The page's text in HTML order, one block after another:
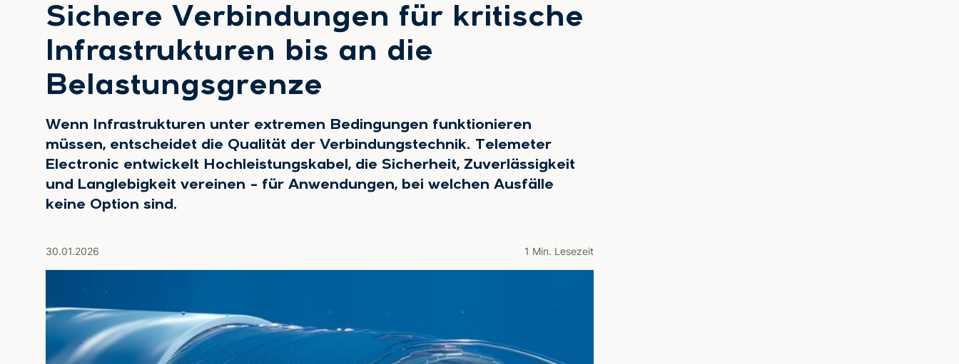
:
Sichere Verbindungen für kritische
Infrastrukturen bis an die
Belastungsgrenze
Wenn Infrastrukturen unter extremen Bedingungen funktionieren
müssen, entscheidet die Qualität der Verbindungstechnik. Telemeter
Electronic entwickelt Hochleistungskabel, die Sicherheit, Zuverlässigkeit
und Langlebigkeit vereinen – für Anwendungen, bei welchen Ausfälle
keine Option sind.
30.01.2026 1 Min. Lesezeit